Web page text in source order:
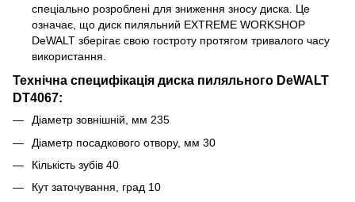
спеціально розроблені для зниження зносу диска. Це
означає, що диск пиляльний EXTREME WORKSHOP
DeWALT зберігає свою гостроту протягом тривалого часу
використання.
Технічна специфікація диска пиляльного DeWALT
DT4067:
Діаметр зовнішній, мм 235
Діаметр посадкового отвору, мм 30
Кількість зубів 40
Кут заточування, град 10